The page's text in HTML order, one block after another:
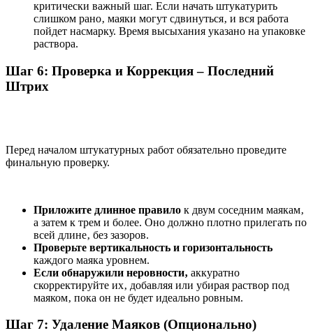
критически важный шаг. Если начать штукатурить
слишком рано‚ маяки могут сдвинуться‚ и вся работа
пойдет насмарку. Время высыхания указано на упаковке
раствора.
Шаг 6: Проверка и Коррекция – Последний
Штрих
Перед началом штукатурных работ обязательно проведите
финальную проверку.
Приложите длинное правило к двум соседним маякам‚
а затем к трем и более. Оно должно плотно прилегать по
всей длине‚ без зазоров.
Проверьте вертикальность и горизонтальность
каждого маяка уровнем.
Если обнаружили неровности‚ аккуратно
скорректируйте их‚ добавляя или убирая раствор под
маяком‚ пока он не будет идеально ровным.
Шаг 7: Удаление Маяков (Опционально)